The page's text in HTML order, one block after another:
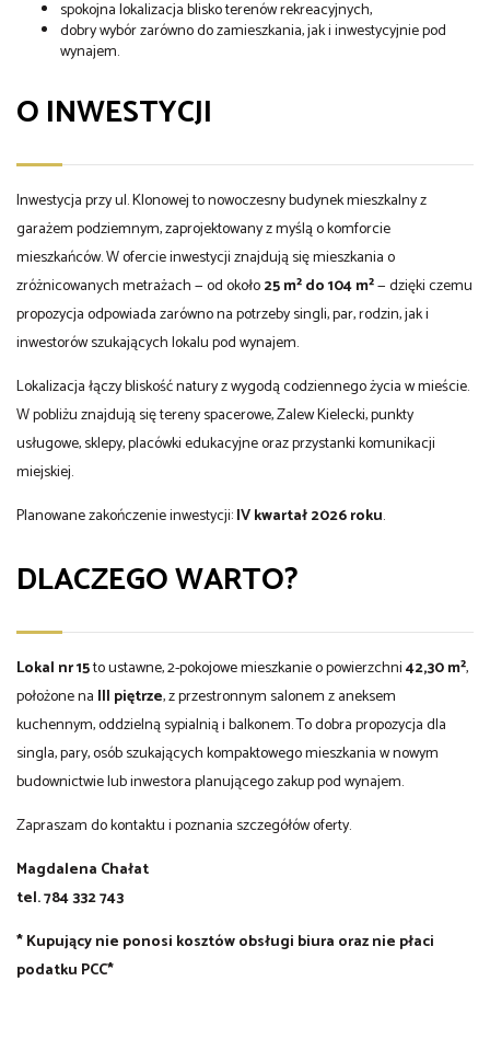
spokojna lokalizacja blisko terenów rekreacyjnych,
dobry wybór zarówno do zamieszkania, jak i inwestycyjnie pod
wynajem.
O INWESTYCJI
Inwestycja przy ul. Klonowej to nowoczesny budynek mieszkalny z
garażem podziemnym, zaprojektowany z myślą o komforcie
mieszkańców. W ofercie inwestycji znajdują się mieszkania o
zróżnicowanych metrażach — od około25 m² do 104 m²— dzięki czemu
propozycja odpowiada zarówno na potrzeby singli, par, rodzin, jak i
inwestorów szukających lokalu pod wynajem.
Lokalizacja łączy bliskość natury z wygodą codziennego życia w mieście.
W pobliżu znajdują się tereny spacerowe, Zalew Kielecki, punkty
usługowe, sklepy, placówki edukacyjne oraz przystanki komunikacji
miejskiej.
Planowane zakończenie inwestycji:IV kwartał 2026 roku.
DLACZEGO WARTO?
Lokal nr 15to ustawne, 2-pokojowe mieszkanie o powierzchni42,30 m²,
położone na III piętrze, z przestronnym salonem z aneksem
kuchennym, oddzielną sypialnią i balkonem. To dobra propozycja dla
singla, pary, osób szukających kompaktowego mieszkania w nowym
budownictwie lub inwestora planującego zakup pod wynajem.
Zapraszam do kontaktu i poznania szczegółów oferty.
Magdalena Chałat
tel. 784 332 743
*Kupujący nie ponosi kosztów obsługi biura oraz nie płaci
podatku PCC*